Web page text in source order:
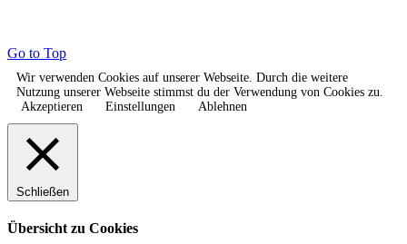
Go to Top
Wir verwenden Cookies auf unserer Webseite. Durch die weitere
Nutzung unserer Webseite stimmst du der Verwendung von Cookies zu.
Akzeptieren
Einstellungen Ablehnen
Schließen
Übersicht zu Cookies